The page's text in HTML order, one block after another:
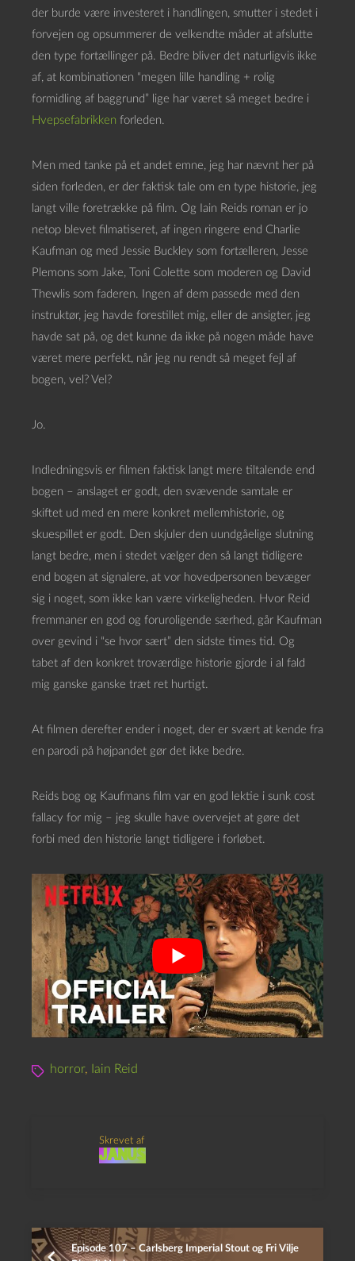
der burde være investeret i handlingen, smutter i stedet i
forvejen og opsummerer de velkendte måder at afslutte
den type fortællinger på. Bedre bliver det naturligvis ikke
af, at kombinationen “megen lille handling + rolig
formidling af baggrund” lige har været så meget bedre i
Hvepsefabrikken forleden.
Men med tanke på et andet emne, jeg har nævnt her på
siden forleden, er der faktisk tale om en type historie, jeg
langt ville foretrække på film. Og Iain Reids roman er jo
netop blevet filmatiseret, af ingen ringere end Charlie
Kaufman og med Jessie Buckley som fortælleren, Jesse
Plemons som Jake, Toni Colette som moderen og David
Thewlis som faderen. Ingen af dem passede med den
instruktør, jeg havde forestillet mig, eller de ansigter, jeg
havde sat på, og det kunne da ikke på nogen måde have
været mere perfekt, når jeg nu rendt så meget fejl af
bogen, vel? Vel?
Jo.
Indledningsvis er filmen faktisk langt mere tiltalende end
bogen – anslaget er godt, den svævende samtale er
skiftet ud med en mere konkret mellemhistorie, og
skuespillet er godt. Den skjuler den uundgåelige slutning
langt bedre, men i stedet vælger den så langt tidligere
end bogen at signalere, at vor hovedpersonen bevæger
sig i noget, som ikke kan være virkeligheden. Hvor Reid
fremmaner en god og foruroligende særhed, går Kaufman
over gevind i “se hvor sært” den sidste times tid. Og
tabet af den konkret troværdige historie gjorde i al fald
mig ganske ganske træt ret hurtigt.
At filmen derefter ender i noget, der er svært at kende fra
en parodi på højpandet gør det ikke bedre.
Reids bog og Kaufmans film var en god lektie i sunk cost
fallacy for mig – jeg skulle have overvejet at gøre det
forbi med den historie langt tidligere i forløbet.
horror, Iain Reid
Skrevet af
Janus
Episode 107 – Carlsberg Imperial Stout og Fri Vilje